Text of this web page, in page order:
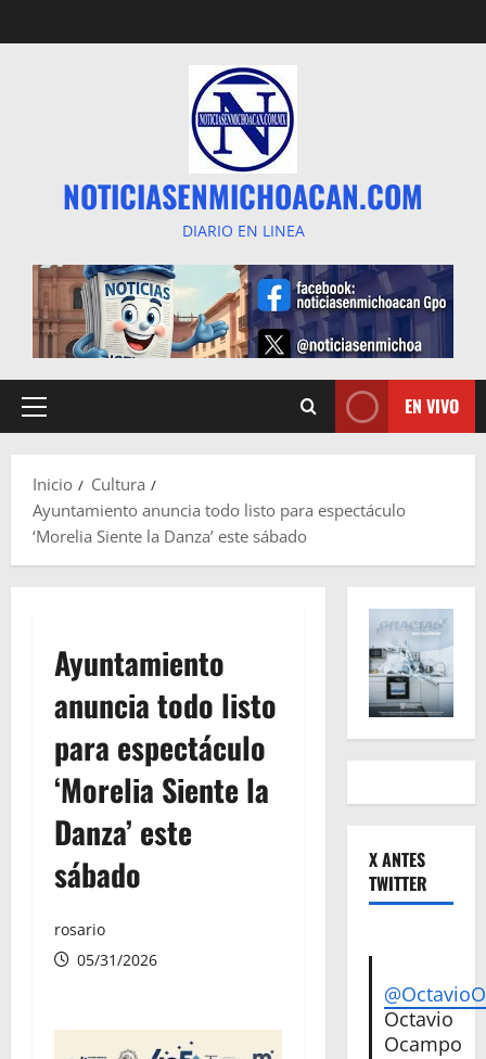
al
NOTICIASENMICHOACAN.COM
DIARIO EN LINEA
Menú
EN VIVO
Inicio
Cultura
Ayuntamiento anuncia todo listo para espectáculo
‘Morelia Siente la Danza’ este sábado
Ayuntamiento
anuncia todo listo
para espectáculo
‘Morelia Siente la
Danza’ este
sábado
rosario
05/31/2026
X ANTES
TWITTER
Octavio
Ocampo